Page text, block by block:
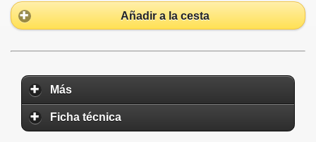
Añadir a la cesta
Más
Ficha técnica